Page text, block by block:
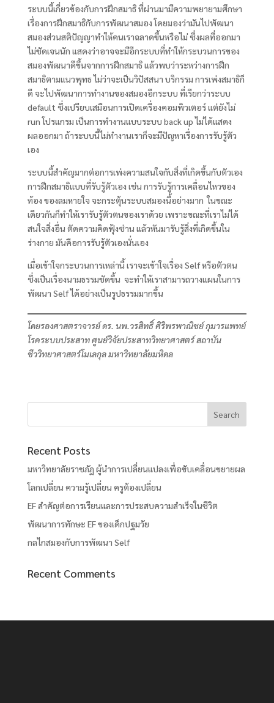
ระบบนี้เกี่ยวข้องกับการฝึกสมาธิ ที่ผ่านมามีความพยายามศึกษา
เรื่องการฝึกสมาธิกับการพัฒนาสมอง โดยมองว่ามันไปพัฒนา
สมองส่วนสติปัญญาทำให้คนเราฉลาดขึ้นหรือไม่ ซึ่งผลที่ออกมา
ไม่ชัดเจนนัก แสดงว่าอาจจะมีอีกระบบที่ทำให้กระบวนการของ
สมองพัฒนาดีขึ้นจากการฝึกสมาธิ แล้วพบว่าระหว่างการฝึก
สมาธิตามแนวพุทธ ไม่ว่าจะเป็นวิปัสสนา บริกรรม การเพ่งสมาธิก็
ดี จะไปพัฒนาการทำงานของสมองอีกระบบ ที่เรียกว่าระบบ
default ซึ่งเปรียบเสมือนการเปิดเครื่องคอมพิวเตอร์ แต่ยังไม่
run โปรแกรม เป็นการทำงานแบบระบบ back up ไม่ได้แสดง
ผลออกมา ถ้าระบบนี้ไม่ทำงานเราก็จะมีปัญหาเรื่องการรับรู้ตัว
เอง
ระบบนี้สำคัญมากต่อการเพ่งความสนใจกับสิ่งที่เกิดขึ้นกับตัวเอง
การฝึกสมาธิแบบที่รับรู้ตัวเอง เช่น การรับรู้การเคลื่อนไหวของ
ท้อง ของลมหายใจ จะกระตุ้นระบบสมองนี้อย่างมาก ในขณะ
เดียวกันก็ทำให้เรารับรู้ตัวตนของเราด้วย เพราะขณะที่เราไม่ได้
สนใจสิ่งอื่น ตัดความคิดฟุ้งซ่าน แล้วหันมารับรู้สิ่งที่เกิดขึ้นใน
ร่างกาย มันคือการรับรู้ตัวเองนั่นเอง
เมื่อเข้าใจกระบวนการเหล่านี้ เราจะเข้าใจเรื่อง Self หรือตัวตน
ซึ่งเป็นเรื่องนามธรรมชัดขึ้น จะทำให้เราสามารถวางแผนในการ
พัฒนา Self ได้อย่างเป็นรูปธรรมมากขึ้น
โดยรองศาสตราจารย์ ดร. นพ.วรสิทธิ์ ศิริพรพาณิชย์ กุมารแพทย์
โรคระบบประสาท ศูนย์วิจัยประสาทวิทยาศาสตร์ สถาบัน
ชีววิทยาศาสตร์โมเลกุล มหาวิทยาลัยมหิดล
Recent Posts
มหาวิทยาลัยราชภัฏ ผู้นำการเปลี่ยนแปลงเพื่อขับเคลื่อนขยายผล
โลกเปลี่ยน ความรู้เปลี่ยน ครูต้องเปลี่ยน
EF สำคัญต่อการเรียนและการประสบความสำเร็จในชีวิต
พัฒนาการทักษะ EF ของเด็กปฐมวัย
กลไกสมองกับการพัฒนา Self
Recent Comments